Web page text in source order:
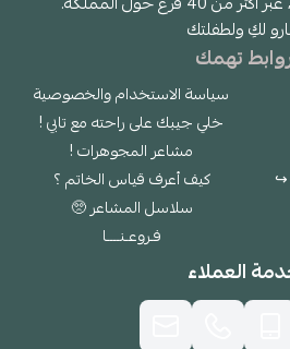
لكِ ولطفلتك
تهمك
↪
سياسة الاستخدام والخصوصية
خلي جيبك على راحته مع تابي !
مشاعر المجوهرات !
كيف أعرف قياس الخاتم ؟
سلاسل المشاعر 🥺
فـروعـنــــا
العملاء